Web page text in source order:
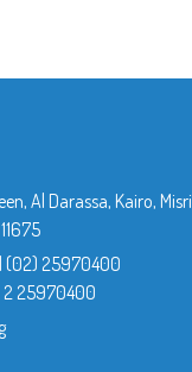
Al Darassa, Kairo, Misri.
| (02) 25970400
2 25970400